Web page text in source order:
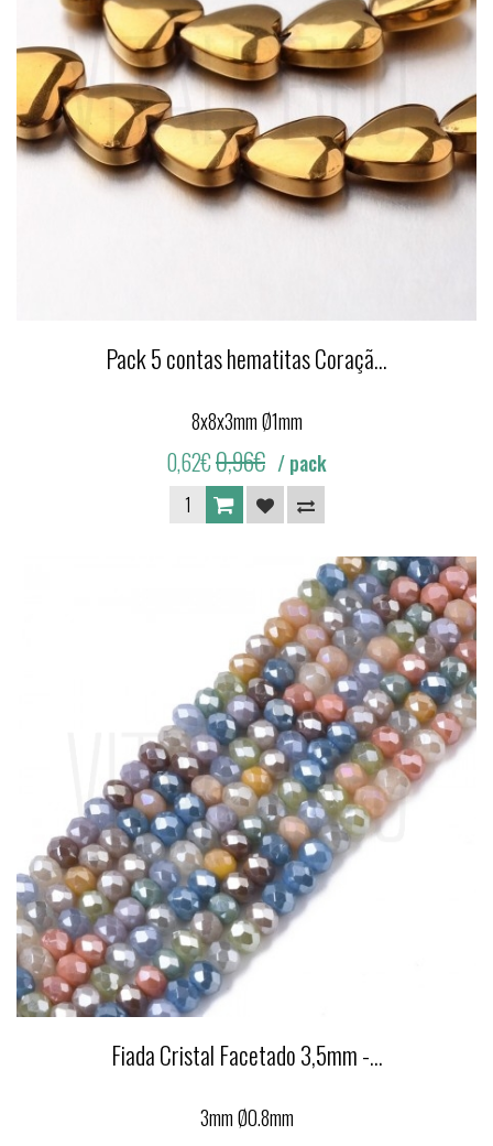
Pack 5 contas hematitas Coraçã...
8x8x3mm Ø1mm
0,62€0,96€ / pack
Fiada Cristal Facetado 3,5mm -...
3mm Ø0.8mm